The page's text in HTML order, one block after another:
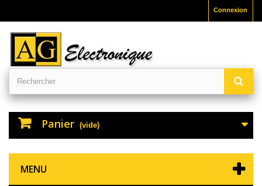
Connexion
Panier (vide)
MENU